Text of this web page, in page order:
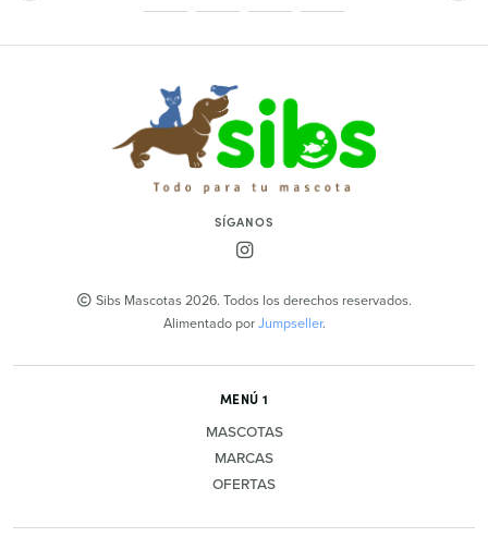
SÍGANOS
Sibs Mascotas 2026. Todos los derechos reservados.
Alimentado porJumpseller.
MENÚ 1
MASCOTAS
MARCAS
OFERTAS